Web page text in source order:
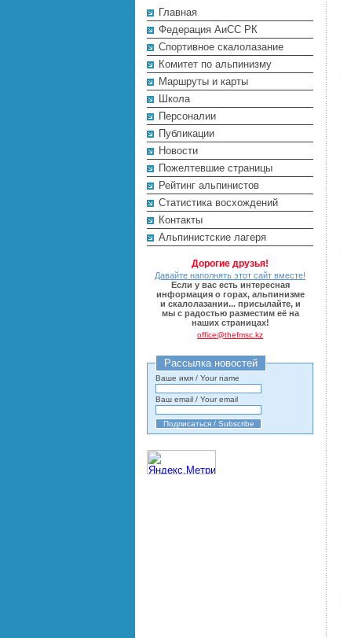
Главная
Федерация АиСС РК
Cпортивное скалолазание
Комитет по альпинизму
Маршруты и карты
Школа
Персоналии
Публикации
Новости
Пожелтевшие страницы
Рейтинг альпинистов
Cтатистика восхождений
Контакты
Альпинистские лагеря
Дорогие друзья!
Давайте наполнять этот сайт вместе!
Если у вас есть интересная
информация о горах, альпинизме
и скалолазании... присылайте, и
мы с радостью разместим её на
наших страницах!
office@thefmsc.kz
Рассылка новостей
Ваше имя / Your name
Ваш email / Your email